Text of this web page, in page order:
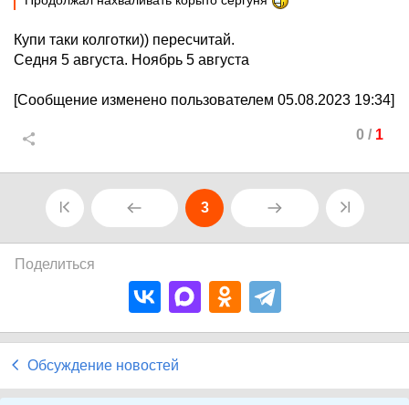
Купи таки колготки)) пересчитай.
Седня 5 августа. Ноябрь 5 августа
[Сообщение изменено пользователем 05.08.2023 19:34]
0 / 1
3
Поделиться
Обсуждение новостей